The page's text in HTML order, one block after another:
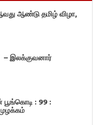
ஆண்டு தமிழ் விழா,
இலக்குவனார்
பூங்கொடி : 99 :